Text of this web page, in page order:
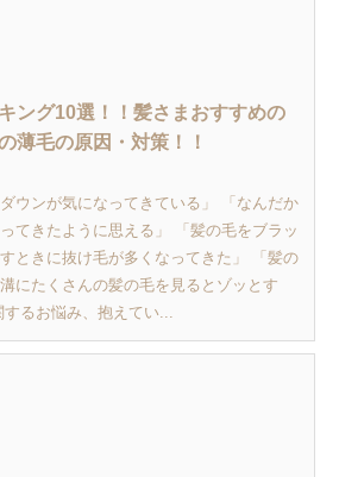
ング10選！！髪さまおすすめの
薄毛の原因・対策！！
ウンが気になってきている」 「なんだか
てきたように思える」 「髪の毛をブラッ
ときに抜け毛が多くなってきた」 「髪の
にたくさんの髪の毛を見るとゾッとす
るお悩み、抱えてい...